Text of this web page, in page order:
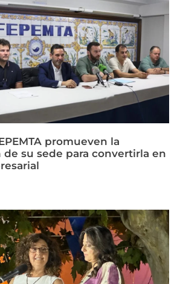
promueven la
su sede para convertirla en